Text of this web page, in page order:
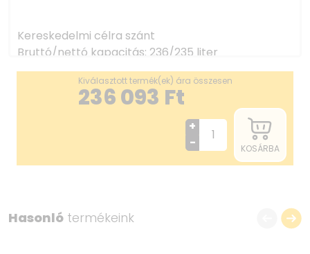
Kereskedelmi célra szánt
Bruttó/nettó kapacitás: 236/235 liter
MultiAirflow rendszer: optimális légáramlás
egyenletes hűtéshez
LED belső világítás, külön kapcsolható
Lépcsőmentes hőmérséklet-szabályozás
Hőmérsékleti tartomány: +2°C ~ +12°C
5 rácspolc, 9 opcionális polc maximum. Akár 35 kg
terhelés polconként
Állítható lábak
Kiválasztott termék(ek) ára összesen
236 093 Ft
+
-
KOSÁRBA
Hasonló termékeink